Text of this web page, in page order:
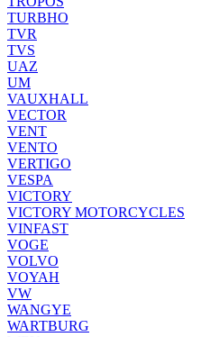
TURBHO
TVR
TVS
UAZ
UM
VAUXHALL
VECTOR
VENT
VENTO
VERTIGO
VESPA
VICTORY
VICTORY MOTORCYCLES
VINFAST
VOGE
VOLVO
VOYAH
VW
WANGYE
WARTBURG